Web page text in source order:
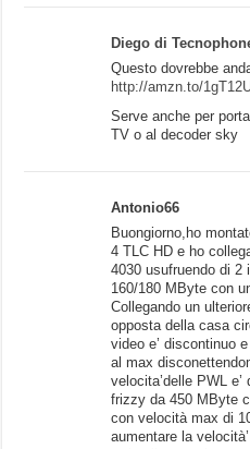
Diego di
Questo dovrebbe
http://amzn.to/
Serve anche per
TV o al decoder sky
Antonio66
Buongiorno,ho
4 TLC HD e ho
4030 usufruendo di 2
160/180 MByte con
Collegando un
opposta della casa
video e’ discontinuo
al max
velocita’delle PWL
frizzy da 450 MByte
con velocità max di
aumentare la